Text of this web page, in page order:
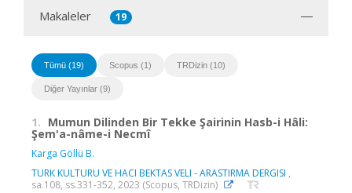
Makaleler 19
Tümü (19) Scopus (1) TRDizin (10)
Diğer Yayınlar (9)
1. Mumun Dilinden Bir Tekke Şairinin Hasb-i Hâli:
Şem'a-nâme-i Necmî
Karga Göllü B.
TURK KULTURU VE HACI BEKTAS VELI - ARASTIRMA DERGISI ,
sa.108, ss.331-352, 2023 (Scopus, TRDizin)